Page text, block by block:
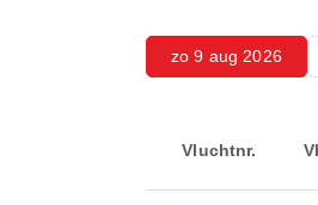
zo 9 aug 2026
Vluchtnr.